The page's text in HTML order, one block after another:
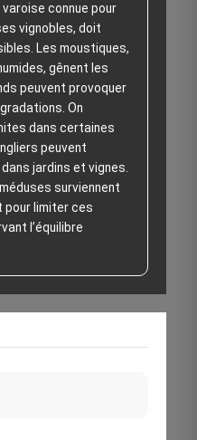
connue pour
vignobles, doit
Les moustiques,
gênent les
peuvent provoquer
On
dans certaines
peuvent
jardins et vignes.
surviennent
pour limiter ces
l’équilibre